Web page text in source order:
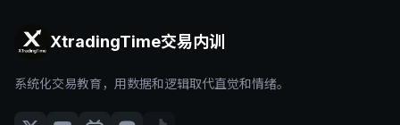
XtradingTime交易内训
系统化交易教育，用数据和逻辑取代直觉和情绪。